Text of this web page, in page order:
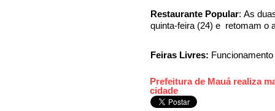
Restaurante Popular: As
quinta-feira (24) e retomam o
Feiras Livres:
Prefeitura de Mauá realiza
cidade